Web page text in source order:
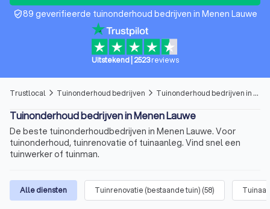
verified_user89 geverifieerde tuinonderhoud bedrijven in Menen Lauwe
Uitstekend| 2523 reviews
Trustlocal arrow_forward_ios Tuinonderhoud bedrijven arrow_forward_ios Tuinonderhoud bedrijven in Menen Lauwe
Tuinonderhoud bedrijven in Menen Lauwe
De beste tuinonderhoudbedrijven in Menen Lauwe. Voor
tuinonderhoud, tuinrenovatie of tuinaanleg. Vind snel een
tuinwerker of tuinman.
Alle diensten Tuinrenovatie (bestaande tuin) (58)